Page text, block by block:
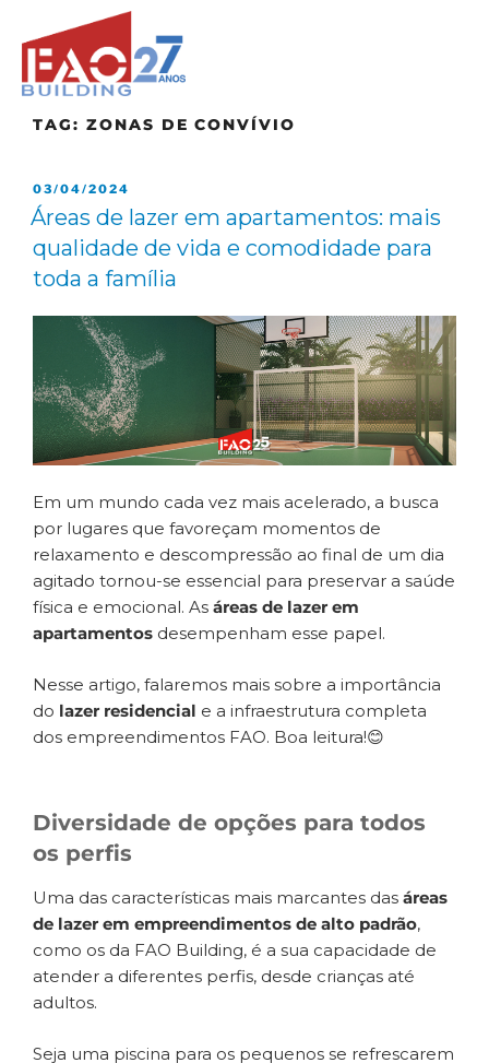
TAG: ZONAS DE CONVÍVIO
03/04/2024
Áreas de lazer em apartamentos: mais
qualidade de vida e comodidade para
toda a família
Em um mundo cada vez mais acelerado, a busca
por lugares que favoreçam momentos de
relaxamento e descompressão ao final de um dia
agitado tornou-se essencial para preservar a saúde
física e emocional. As áreas de lazer em
apartamentos desempenham esse papel.
Nesse artigo, falaremos mais sobre a importância
do lazer residencial e a infraestrutura completa
dos empreendimentos FAO. Boa leitura!😊
Diversidade de opções para todos
os perfis
Uma das características mais marcantes das áreas
de lazer em empreendimentos de alto padrão,
como os da FAO Building, é a sua capacidade de
atender a diferentes perfis, desde crianças até
adultos.
Seja uma piscina para os pequenos se refrescarem